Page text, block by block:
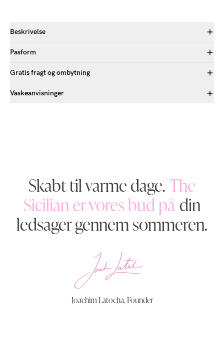
Beskrivelse
Pasform
Gratis fragt og ombytning
Vaskeanvisninger
Skabt til varme dage.The
Sicilian er vores bud pådin
ledsager gennem sommeren.
Joachim Latocha, Founder